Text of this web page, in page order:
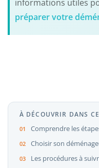
informations utiles
préparer votre
À DÉCOUVRIR DANS
Comprendre les
Choisir son
Les procédures à